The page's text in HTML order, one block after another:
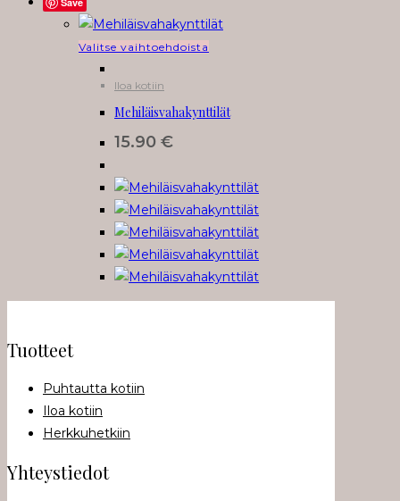
Valitse vaihtoehdoistaTällä
useampi
tehdä
valinnat
tuotteen
sivulla.
Iloa kotiin
Mehiläisvahakynttilät
15.90 €
Tuotteet
Puhtautta kotiin
Iloa kotiin
Herkkuhetkiin
Yhteystiedot